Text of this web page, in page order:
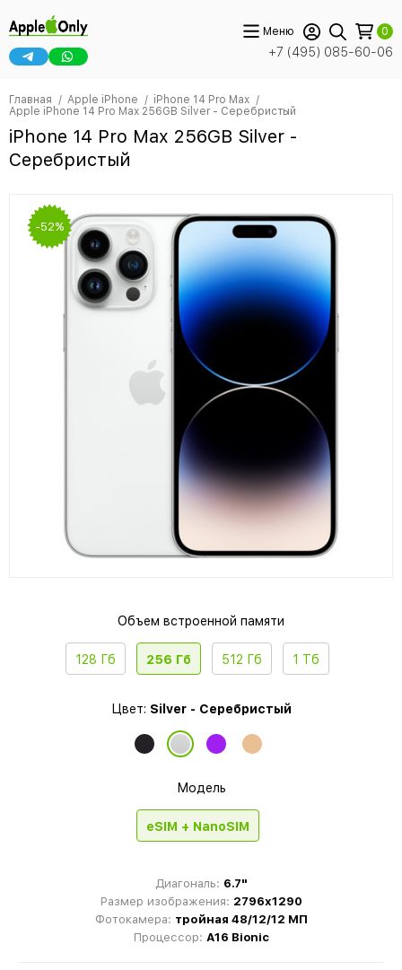
+7 (495) 085-60-06
Меню 0
Главная Apple iPhone
iPhone 14 Pro Max
Apple iPhone 14 Pro Max 256GB Silver - Серебристый
iPhone 14 Pro Max 256GB Silver -
Серебристый
-52%
Объем встроенной памяти
128 Гб 256 Гб 512 Гб 1 Тб
Цвет: Silver - Серебристый
Модель
eSIM + NanoSIM
Диагональ: 6.7"
Размер изображения: 2796x1290
Фотокамера: тройная 48/12/12 МП
Процессор: A16 Bionic